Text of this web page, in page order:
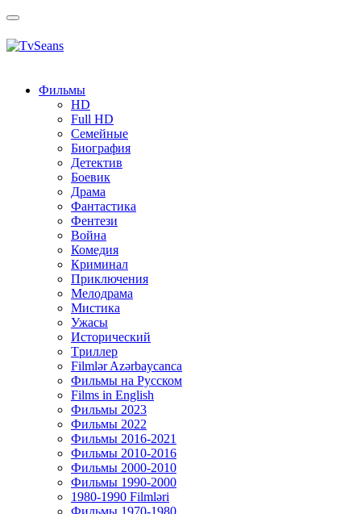
Toggle
Фильмы
HD
Full HD
Семейные
Биография
Детектив
Боевик
Драма
Фантастика
Фентези
Война
Комедия
Криминал
Приключения
Мелодрама
Мистика
Ужасы
Исторический
Tриллер
Filmlər Azərbaycanca
Фильмы на Русском
Films in English
Фильмы 2023
Фильмы 2022
Фильмы 2016-2021
Фильмы 2010-2016
Фильмы 2000-2010
Фильмы 1990-2000
1980-1990 Filmləri
Фильмы 1970-1980